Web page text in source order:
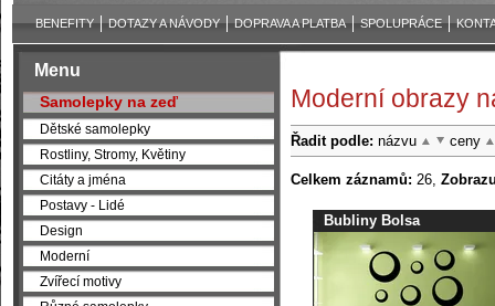
Moderní obrazy
Řadit podle: názvu ceny
Celkem záznamů: 26,
Bubliny Bolsa
Menu
Samolepky na zeď
Dětské samolepky
Rostliny, Stromy, Květiny
Citáty a jména
Postavy - Lidé
Design
Moderní
Zvířecí motivy
BENEFITY DOTAZY A NÁVODY DOPRAVA A PLATBA SPOLUPRÁCE